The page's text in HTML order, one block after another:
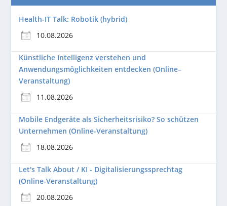
Health-IT Talk: Robotik (hybrid)
10.08.2026
Künstliche Intelligenz verstehen und
Anwendungsmöglichkeiten entdecken (Online–
Veranstaltung)
11.08.2026
Mobile Endgeräte als Sicherheitsrisiko? So schützen
Unternehmen (Online-Veranstaltung)
18.08.2026
Let's Talk About / KI - Digitalisierungssprechtag
(Online-Veranstaltung)
20.08.2026